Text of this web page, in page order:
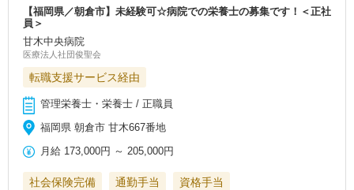
【福岡県／朝倉市】未経験可☆病院での栄養士の募集です！＜正社
員＞
甘木中央病院
医療法人社団俊聖会
転職支援サービス経由
管理栄養士・栄養士 / 正職員
福岡県 朝倉市 甘木667番地
月給 173,000円 ～ 205,000円
社会保険完備 通勤手当
資格手当